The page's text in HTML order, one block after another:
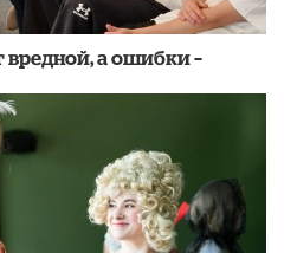
а ошибки –